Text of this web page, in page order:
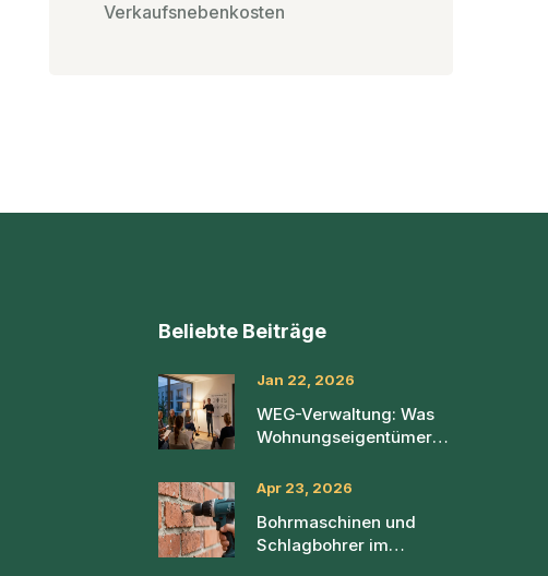
Verkaufsnebenkosten
Beliebte Beiträge
Jan 22, 2026
WEG-Verwaltung: Was
Wohnungseigentümer
Pflichten und aktuelle
Apr 23, 2026
Bohrmaschinen und
Schlagbohrer im